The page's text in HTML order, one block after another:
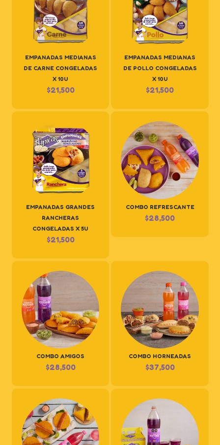
EMPANADAS MEDIANAS
DE CARNE CONGELADAS
X 10U
$21,500
EMPANADAS MEDIANAS
DE POLLO CONGELADAS
X 10U
$21,500
EMPANADAS GRANDES
RANCHERAS
CONGELADAS X 5U
$21,500
COMBO REFRESCANTE
$28,500
COMBO AMIGOS
$28,500
COMBO HORNEADAS
$37,500